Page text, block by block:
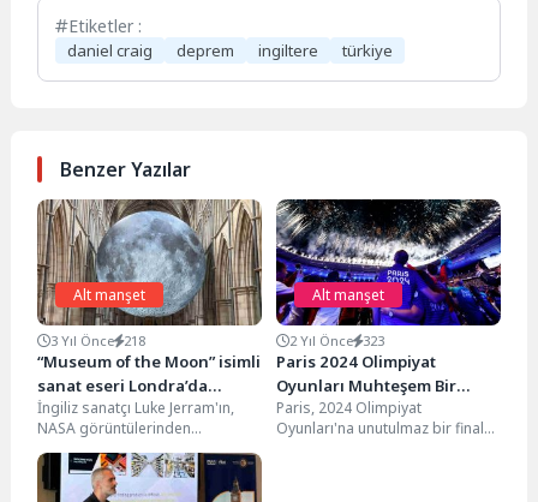
Etiketler :
daniel craig deprem ingiltere türkiye
Benzer Yazılar
Alt manşet
3 Yıl Önce 218
“Museum of the Moon” isimli
sanat eseri Londra’da
sergileniyor
İngiliz sanatçı Luke Jerram'ın,
NASA görüntülerinden
oluşturduğu üç boyutlu
“Museum of the Moon” isimli
sanat...
Alt manşet
2 Yıl Önce 323
Paris 2024 Olimpiyat
Oyunları Muhteşem Bir
Törenle Sona Erdi
Paris, 2024 Olimpiyat
Oyunları'na unutulmaz bir final